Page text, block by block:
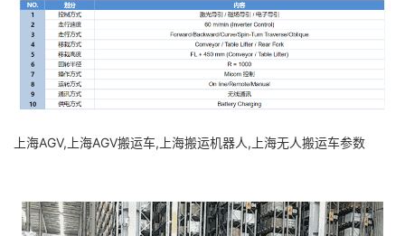
上海AGV,上海AGV搬运车,上海搬运机器人,上海无人搬运车参数